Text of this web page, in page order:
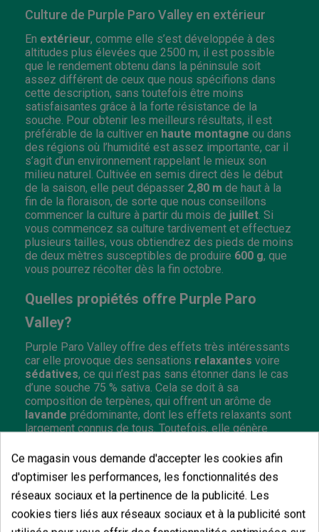
Culture de Purple Paro Valley en extérieur
En extérieur, comme elle s’est développée à des
altitudes plus élevées que 2500 m, il est possible
que le rendement obtenu dans la péninsule soit
assez différent de ceux que nous spécifions dans
cette description, sans toutefois être moins
satisfaisantes grâce à la forte résistance de la
souche. Pour obtenir les meilleurs résultats, il est
préférable de la cultiver en haute montagne ou dans
des régions où l’humidité est assez importante, car il
s’agit d’un environnement rappelant le mieux son
milieu naturel. Cultivée en semis direct dès le début
de la saison, elle peut dépasser 2,80 m de haut à la
fin de la floraison, de sorte que nous conseillons
commencer la culture à partir du mois de juillet . Si
vous commencez sa culture tardivement et effectuez
plusieurs tailles, vous obtiendrez des pieds de moins
de deux mètres susceptibles de produire 600 g, que
vous pourrez récolter dès la fin octobre.
Quelles propiétés offre Purple Paro
Valley?
Purple Paro Valley offre des effets très intéressants
car elle provoque des sensations relaxantes voire
sédatives, ce qui n’est pas sans étonner dans le cas
d’une souche 75 % sativa. Cela se doit à sa
composition de terpènes, qui offrent un arôme de
lavande prédominante, dont les effets relaxants sont
largement connus de tous. Toutefois, elle génère
de poivre noir voire de thé noir, qui, en fonction du
phénotype apparu, sera plus ou moins sucré et dans
certains cas, rappellera labarbe à papa.
Sativa/Indica :
75/25 %
• Floraison :en intérieur 75-90 jours ; en extérieur à
Ce magasin vous demande d'accepter les cookies afin
d'optimiser les performances, les fonctionnalités des
réseaux sociaux et la pertinence de la publicité. Les
cookies tiers liés aux réseaux sociaux et à la publicité sont